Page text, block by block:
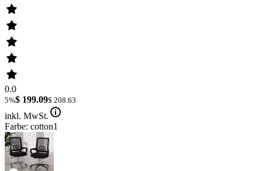
0.0
5%$ 199.09$ 208.63
inkl. MwSt.
Farbe: cotton1